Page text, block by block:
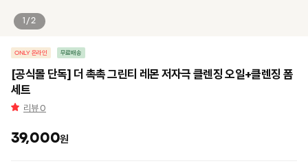
1/2
ONLY 온라인 무료배송
[공식몰 단독] 더 촉촉 그린티 레몬 저자극 클렌징 오일+클렌징 폼
세트
리뷰0
39,000원